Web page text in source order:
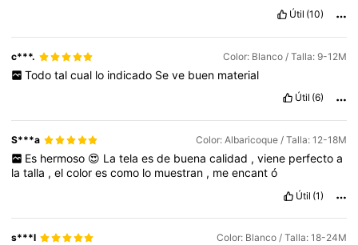
Útil (10)
c***. Color: Blanco / Talla: 9-12M
Todo tal cual lo indicado Se ve buen material
Útil (6)
S***a Color: Albaricoque / Talla: 12-18M
Es hermoso 😍 La tela es de buena calidad , viene perfecto a
latalla ,elcolorescomo lo muestran , meencantó
Útil (1)
s***l Color: Blanco / Talla: 18-24M